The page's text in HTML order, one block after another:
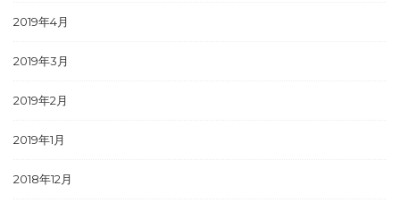
2019年4月
2019年3月
2019年2月
2019年1月
2018年12月